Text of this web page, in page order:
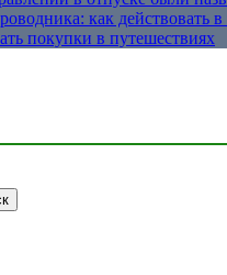
как действовать
покупки в путешествиях